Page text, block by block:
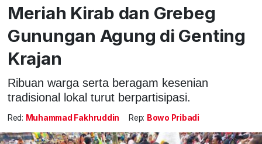
Meriah Kirab dan Grebeg
Gunungan Agung di Genting
Krajan
Ribuan warga serta beragam kesenian
tradisional lokal turut berpartisipasi.
Red: Muhammad Fakhruddin Rep: Bowo Pribadi